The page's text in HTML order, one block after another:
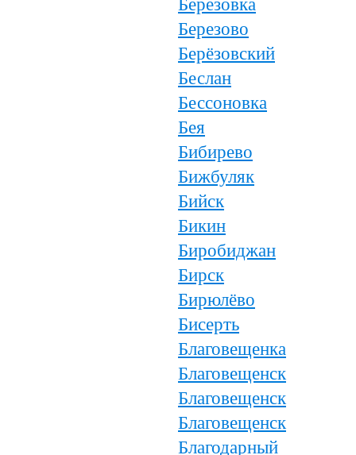
Березово
Берёзовский
Беслан
Бессоновка
Бея
Бибирево
Бижбуляк
Бийск
Бикин
Биробиджан
Бирск
Бирюлёво
Бисерть
Благовещенка
Благовещенск
Благовещенск
Благовещенск
Благодарный